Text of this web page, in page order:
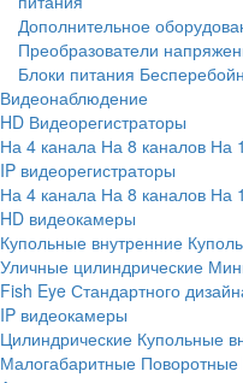
Дополнительное
Преобразователи
Блоки питания
Видеонаблюдение
HD Видеорегистраторы
На 4 канала На 8 каналов На
IP видеорегистраторы
На 4 канала На 8 каналов На
HD видеокамеры
Купольные внутренние
Уличные цилиндрические
Fish Eye Стандартного
IP видеокамеры
Цилиндрические Купольные
Малогабаритные Поворотные